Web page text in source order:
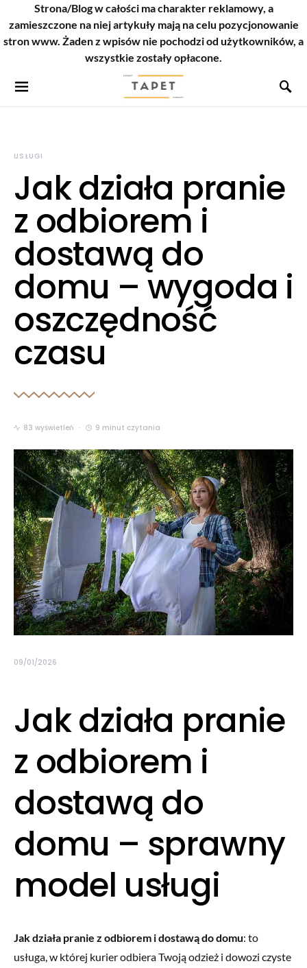
Strona/Blog w całości ma charakter reklamowy, a
zamieszczone na niej artykuły mają na celu pozycjonowanie
stron www. Żaden z wpisów nie pochodzi od użytkowników, a
wszystkie zostały opłacone.
USŁUGI
Jak działa pranie
z odbiorem i
dostawą do
domu – wygoda i
oszczędność
czasu
83 wyświetleń 9 minut czytania
09/01/2026
Jak działa pranie
z odbiorem i
dostawą do
domu – sprawny
model usługi
Jak działa pranie z odbiorem i dostawą do domu: to
usługa, w której kurier odbiera Twoją odzież i dowozi czyste